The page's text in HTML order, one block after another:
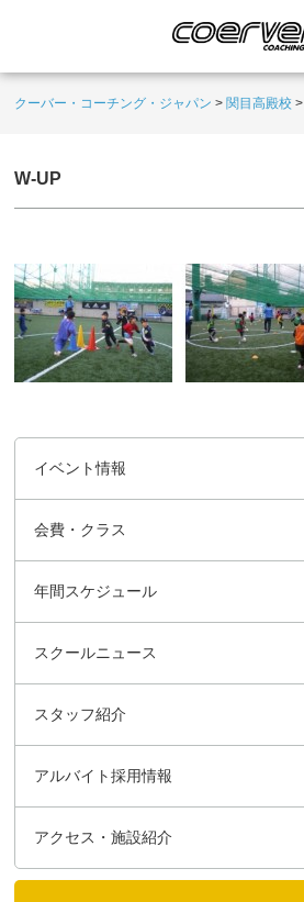
クーバー・コーチング・ジャパン > 関目高殿校 >
W-UP
イベント情報
会費・クラス
年間スケジュール
スクールニュース
スタッフ紹介
アルバイト採用情報
アクセス・施設紹介